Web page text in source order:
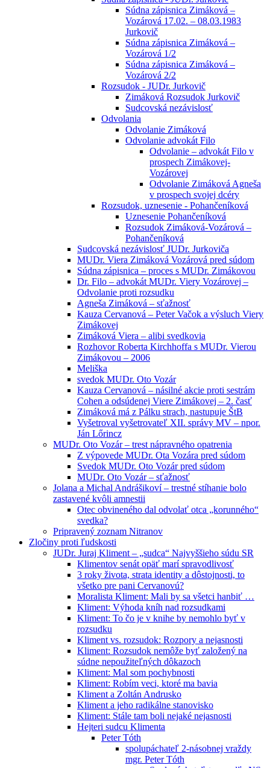
Súdna zápisnica Zimáková –
Vozárová 17.02. – 08.03.1983
Jurkovič
Súdna zápisnica Zimáková –
Vozárová 1/2
Súdna zápisnica Zimáková –
Vozárová 2/2
Rozsudok - JUDr. Jurkovič
Zimáková Rozsudok Jurkovič
Sudcovská nezávislosť
Odvolania
Odvolanie Zimáková
Odvolanie advokát Filo
Odvolanie – advokát Filo v
prospech Zimákovej-
Vozárovej
Odvolanie Zimáková Agneša
v prospech svojej dcéry
Rozsudok, uznesenie - Pohančeníková
Uznesenie Pohančeníková
Rozsudok Zimáková-Vozárová –
Pohančeníková
Sudcovská nezávislosť JUDr. Jurkoviča
MUDr. Viera Zimáková Vozárová pred súdom
Súdna zápisnica – proces s MUDr. Zimákovou
Dr. Filo – advokát MUDr. Viery Vozárovej –
Odvolanie proti rozsudku
Agneša Zimáková – sťažnosť
Kauza Cervanová – Peter Vačok a výsluch Viery
Zimákovej
Zimáková Viera – alibi svedkovia
Rozhovor Roberta Kirchhoffa s MUDr. Vierou
Zimákovou – 2006
Meliška
svedok MUDr. Oto Vozár
Kauza Cervanová – násilné akcie proti sestrám
Cohen a odsúdenej Viere Zimákovej – 2. časť
Zimáková má z Pálku strach, nastupuje ŠtB
Vyšetroval vyšetrovateľ XII. správy MV – npor.
Ján Lőrincz
MUDr. Oto Vozár – trest nápravného opatrenia
Z výpovede MUDr. Ota Vozára pred súdom
Svedok MUDr. Oto Vozár pred súdom
MUDr. Oto Vozár – sťažnosť
Jolana a Michal Andrášikoví – trestné stíhanie bolo
zastavené kvôli amnestii
Otec obvineného dal odvolať otca „korunného“
svedka?
Pripravený zoznam Nitranov
Zločiny proti ľudskosti
JUDr. Juraj Kliment – „sudca“ Najvyššieho súdu SR
Klimentov senát opäť marí spravodlivosť
3 roky života, strata identity a dôstojnosti, to
všetko pre pani Cervanovú?
Moralista Kliment: Mali by sa všetci hanbiť …
Kliment: Výhoda kníh nad rozsudkami
Kliment: To čo je v knihe by nemohlo byť v
rozsudku
Kliment vs. rozsudok: Rozpory a nejasnosti
Kliment: Rozsudok nemôže byť založený na
súdne nepoužiteľných dôkazoch
Kliment: Mal som pochybnosti
Kliment: Robím veci, ktoré ma bavia
Kliment a Zoltán Andrusko
Kliment a jeho radikálne stanovisko
Kliment: Stále tam boli nejaké nejasnosti
Hejteri sudcu Klimenta
Peter Tóth
spolupáchateľ 2-násobnej vraždy
mgr. Peter Tóth